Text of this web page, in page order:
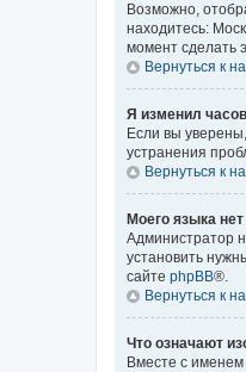
Возможно,
находитесь:
момент сделать
Вернуться к
Я изменил
Если вы
устранения
Вернуться к
Моего языка
Администратор
установить
сайте phpBB®.
Вернуться к
Что означают
Вместе с именем